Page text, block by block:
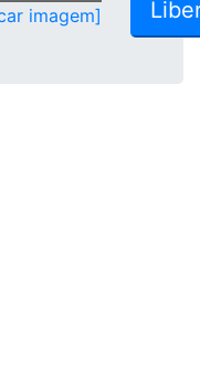
imagem]